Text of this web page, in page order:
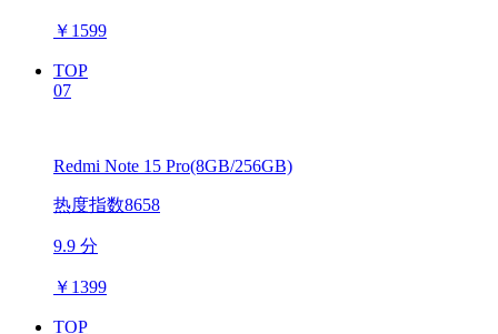
￥ 1599
TOP
07
Redmi Note 15 Pro(8GB/256GB)
热度指数8658
9.9 分
￥ 1399
TOP